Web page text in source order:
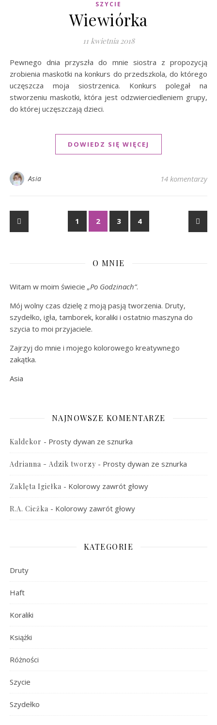
SZYCIE
Wiewiórka
11 kwietnia 2018
Pewnego dnia przyszła do mnie siostra z propozycją
zrobienia maskotki na konkurs do przedszkola, do którego
uczęszcza moja siostrzenica. Konkurs polegał na
stworzeniu maskotki, która jest odzwierciedleniem grupy,
do której uczęszczają dzieci.
DOWIEDZ SIĘ WIĘCEJ
Asia 14 komentarzy
1 2 3 4
O MNIE
Witam w moim świecie „Po Godzinach”.
Mój wolny czas dzielę z moją pasją tworzenia. Druty,
szydełko, igła, tamborek, koraliki i ostatnio maszyna do
szycia to moi przyjaciele.
Zajrzyj do mnie i mojego kolorowego kreatywnego
zakątka.
Asia
NAJNOWSZE KOMENTARZE
Kaldekor - Prosty dywan ze sznurka
Adrianna - Adzik tworzy - Prosty dywan ze sznurka
Zaklęta Igiełka - Kolorowy zawrót głowy
R.A. Cieżka - Kolorowy zawrót głowy
KATEGORIE
Druty
Haft
Koraliki
Książki
Różności
Szycie
Szydełko